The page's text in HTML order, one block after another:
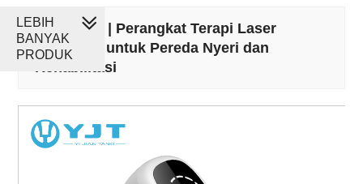
HD-CureS | Perangkat Terapi Laser
Genggam untuk Pereda Nyeri dan
Rehabilitasi
LEBIH
BANYAK
PRODUK